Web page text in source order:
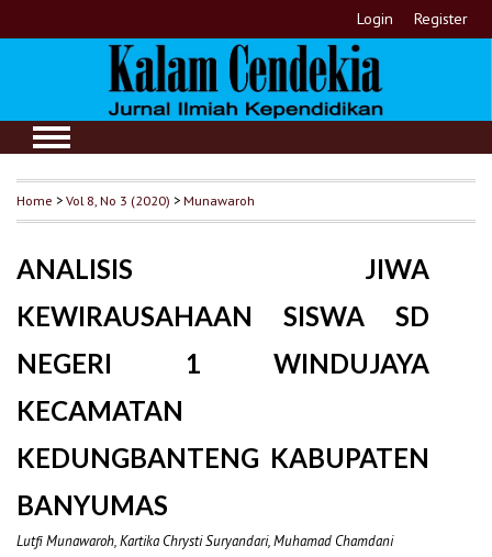
Login Register
Home >Vol 8, No 3 (2020) >Munawaroh
ANALISIS JIWA
KEWIRAUSAHAAN SISWA SD
NEGERI 1 WINDUJAYA
KECAMATAN
KEDUNGBANTENG KABUPATEN
BANYUMAS
Lutfi Munawaroh, Kartika Chrysti Suryandari, Muhamad Chamdani